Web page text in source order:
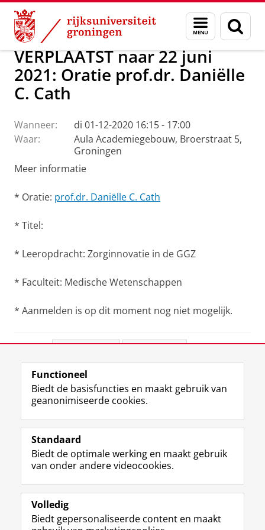
Skip
Content
Skip
Navigation
Menu
en
zoeken
Over ons Actueel Evenementen Oraties
VERPLAATST naar 22 juni
2021: Oratie prof.dr. Daniëlle
C. Cath
Wanneer:
di 01-12-2020 16:15 - 17:00
Waar:
Aula Academiegebouw, Broerstraat 5,
Groningen
Meer informatie
* Oratie: prof.dr. Daniëlle C. Cath
* Titel:
* Leeropdracht: Zorginnovatie in de GGZ
* Faculteit: Medische Wetenschappen
* Aanmelden is op dit moment nog niet mogelijk.
View this page in:English
Volg de RUG
F
a
e
b
o
p
a
L
i
k
e
I
-
p
R
S
-
f
e
R
I
n
t
r
m
Y
o
T
e
k
Studiekiezers
Alumni
Over ons
Functioneel
Biedt de basisfuncties en maakt gebruik van
geanonimiseerde cookies.
Standaard
Biedt de optimale werking en maakt gebruik
van onder andere videocookies.
Volledig
Biedt gepersonaliseerde content en maakt